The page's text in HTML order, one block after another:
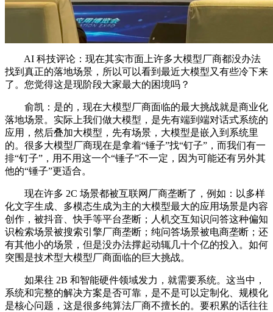
AI 科技评论：现在其实市面上许多大模型厂商都没办法
找到真正的落地场景，所以可以看到最近大模型又有些冷下来
了。您觉得这是现阶段大家最大的困境吗？
俞凯：是的，现在大模型厂商面临的最大挑战就是商业化
落地场景。实际上我们做大模型，是先有端到端对话式系统的
应用，然后叠加大模型，先有场景，大模型是嵌入到系统里
的。很多大模型厂商现在是拿着“锤子”找“钉子”，而我们有一
排“钉子”，用不用这一个“锤子”不一定，因为可能还有另外其
他的“锤子”更适合。
现在许多 2C 场景都被互联网厂商垄断了，例如：以多样
化文字生成、多模态生成为主的大模型最大的应用场景是内容
创作，被抖音、快手等平台垄断；人机交互知识问答这种偏知
识检索场景被搜索引擎厂商垄断；纯问答场景被电商垄断；还
有其他小的场景，但是没办法撑起动辄几十个亿的投入。如何
突围是技术型大模型厂商面临的巨大挑战。
如果往 2B 和智能硬件领域发力，就需要系统。这当中，
系统和完整的解决方案是否可靠，是不是可以定制化、规模化
是核心问题，这是很多纯算法厂商不擅长的。要积累的话往往